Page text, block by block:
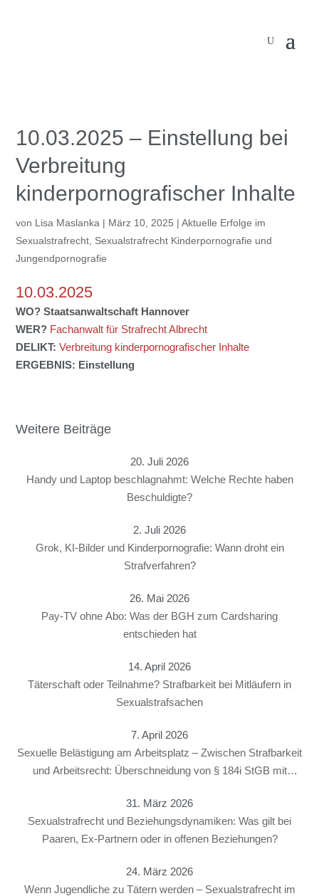
10.03.2025 – Einstellung bei
Verbreitung
kinderpornografischer Inhalte
von Lisa Maslanka | März 10, 2025 |Aktuelle Erfolge im
Sexualstrafrecht Sexualstrafrecht Kinderpornografie und
Jungendpornografie
10.03.2025
WO? Staatsanwaltschaft Hannover
WER? Fachanwalt für Strafrecht Albrecht
DELIKT:Verbreitung kinderpornografischer Inhalte
ERGEBNIS: Einstellung
Weitere Beiträge
20. Juli 2026
Handy und Laptop beschlagnahmt: Welche Rechte haben
Beschuldigte?
2. Juli 2026
Grok, KI-Bilder und Kinderpornografie: Wann droht ein
Strafverfahren?
26. Mai 2026
Pay-TV ohne Abo: Was der BGH zum Cardsharing
entschieden hat
14. April 2026
Täterschaft oder Teilnahme? Strafbarkeit bei Mitläufern in
Sexualstrafsachen
7. April 2026
Sexuelle Belästigung am Arbeitsplatz – Zwischen Strafbarkeit
und Arbeitsrecht: Überschneidung von § 184i StGB mit
31. März 2026
Sexualstrafrecht und Beziehungsdynamiken: Was gilt bei
Paaren, Ex-Partnern oder in offenen Beziehungen?
24. März 2026
Wenn Jugendliche zu Tätern werden – Sexualstrafrecht im